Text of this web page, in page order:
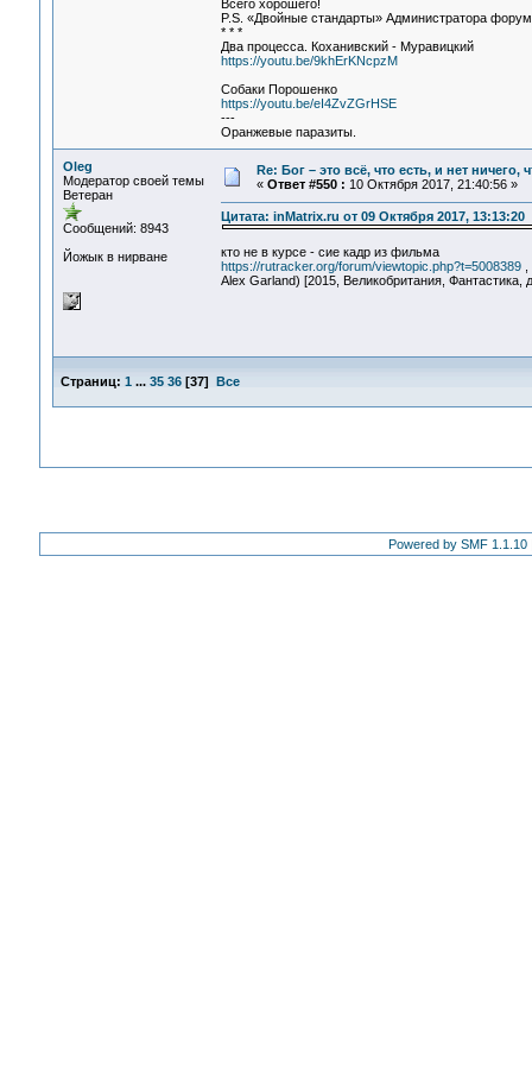
Всего хорошего!
P.S. «Двойные стандарты» Администратора
* * *
Два процесса. Коханивский - Муравицкий
https://youtu.be/9khErKNcpzM
Собаки Порошенко
https://youtu.be/eI4ZvZGrHSE
---
Оранжевые паразиты.
Oleg
Модератор своей темы
Ветеран
Сообщений: 8943
Йожык в нирване
Re: Бог – это всё, что есть, и нет
« Ответ #550 : 10 Октября 2017, 21:40:56 »
Цитата: inMatrix.ru от 09 Октября 2017, 13:13:20
кто не в курсе - сие кадр из фильма
https://rutracker.org/forum/viewtopic.php?t=5008389,
Alex Garland) [2015, Великобритания, Фантастика,
Страниц: 1 ... 35 36[37] Все
Powered by SMF 1.1.10